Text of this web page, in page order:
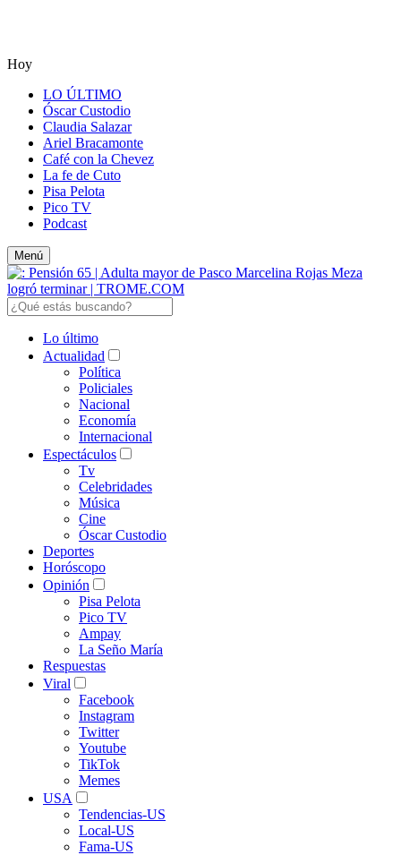
Hoy
LO ÚLTIMO
Óscar Custodio
Claudia Salazar
Ariel Bracamonte
Café con la Chevez
La fe de Cuto
Pisa Pelota
Pico TV
Podcast
Menú
Lo último
Actualidad
Política
Policiales
Nacional
Economía
Internacional
Espectáculos
Tv
Celebridades
Música
Cine
Óscar Custodio
Deportes
Horóscopo
Opinión
Pisa Pelota
Pico TV
Ampay
La Seño María
Respuestas
Viral
Facebook
Instagram
Twitter
Youtube
TikTok
Memes
USA
Tendencias-US
Local-US
Fama-US